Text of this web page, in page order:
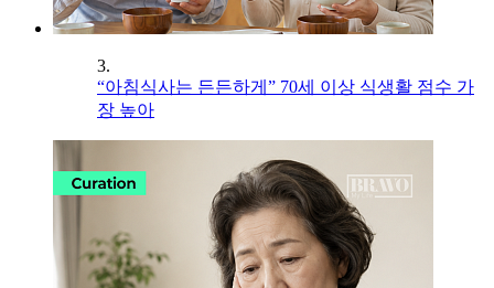
3.
“아침식사는 든든하게” 70세 이상 식생활 점수 가
장 높아